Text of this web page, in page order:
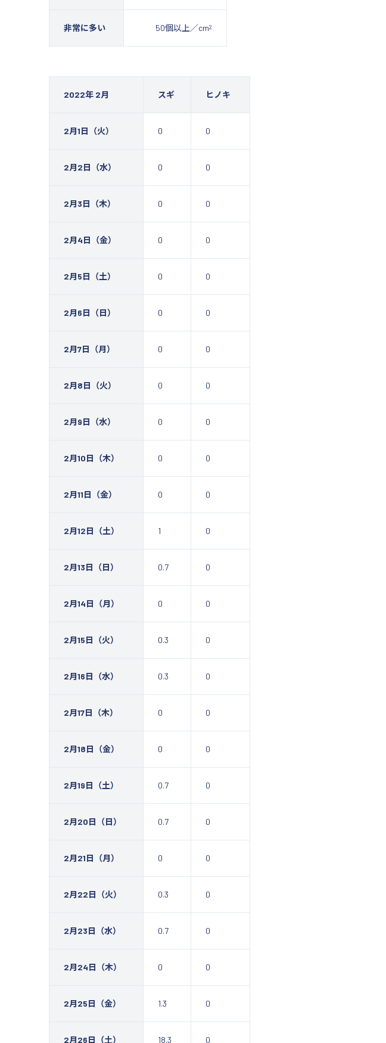
非常に多い 50個以上／cm2
2022年 2月 スギ ヒノキ
2月1日（火） 0 0
2月2日（水） 0 0
2月3日（木） 0 0
2月4日（金） 0 0
2月5日（土） 0 0
2月6日（日） 0 0
2月7日（月） 0 0
2月8日（火） 0 0
2月9日（水） 0 0
2月10日（木） 0 0
2月11日（金） 0 0
2月12日（土） 1 0
2月13日（日） 0.7 0
2月14日（月） 0 0
2月15日（火） 0.3 0
2月16日（水） 0.3 0
2月17日（木） 0 0
2月18日（金） 0 0
2月19日（土） 0.7 0
2月20日（日） 0.7 0
2月21日（月） 0 0
2月22日（火） 0.3 0
2月23日（水） 0.7 0
2月24日（木） 0 0
2月25日（金） 1.3 0
2月26日（土） 18.3 0